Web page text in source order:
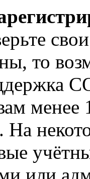
то
На